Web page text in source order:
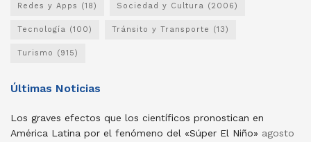
Redes y Apps (18) Sociedad y Cultura (2006)
Tecnología (100) Tránsito y Transporte (13)
Turismo (915)
Últimas Noticias
Los graves efectos que los científicos pronostican en
América Latina por el fenómeno del «Súper El Niño» agosto